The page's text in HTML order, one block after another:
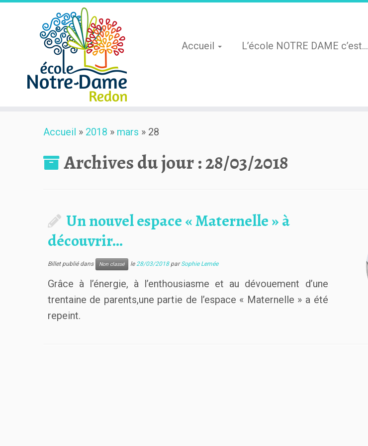
Accueil L’école NOTRE DAME c’est…
Accueil » 2018 » mars » 28
Archives du jour :28/03/2018
Un nouvel espace « Maternelle » à
découvrir…
Billet publié dans Non classé le28/03/2018 parSophie Lemée
Grâce à l’énergie, à l’enthousiasme et au dévouement d’une
trentaine de parents,une partie de l’espace « Maternelle » a été
repeint.